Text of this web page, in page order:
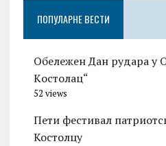
ПОПУЛАРНЕ ВЕСТИ
Обележен Дан рудара у
Kостолац“
52 views
Пети фестивал
Костолцу